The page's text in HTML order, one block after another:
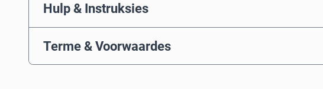
Hulp & Instruksies
Terme & Voorwaardes